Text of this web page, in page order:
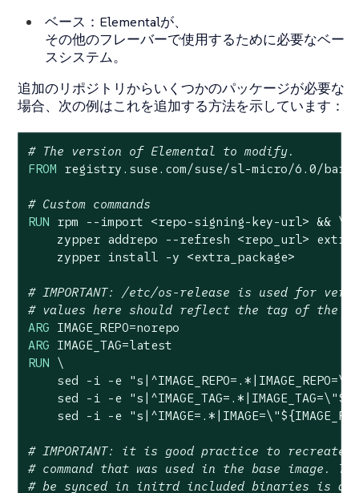
ベース：Elementalが、
その他のフレーバーで使用するために必要なベー
スシステム。
追加のリポジトリからいくつかのパッケージが必要な
場合、次の例はこれを追加する方法を示しています：
# The version of Elemental to modify.
FROM registry.suse.com/suse/sl-micro/6.0/
# Custom commands
RUN rpm --import <repo-signing-key-url> && \
zypper addrepo --refresh <repo_url>
    zypper install -y <extra_package>
# IMPORTANT: /etc/os-release is used for
# values here should reflect the tag of the
ARG
ARG
RUN \
    sed -i -e
"s|^IMAGE_REPO=.*|IMAGE_REPO=\"
    sed -i -e
"s|^IMAGE_TAG=.*|IMAGE_TAG=\"
    sed -i -e
"s|^IMAGE=.*|IMAGE=\"
# IMPORTANT: it is good practice to
# command that was used in the base image.
# be synced in initrd included binaries is